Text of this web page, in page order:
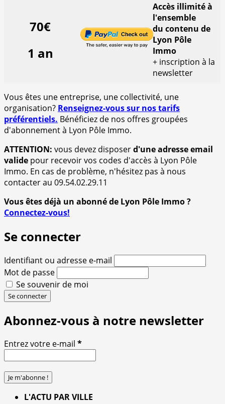
70€
1 an
Accès illimité à
l'ensemble
du contenu de
Lyon Pôle
Immo
+ inscription à la
newsletter
Vous êtes une entreprise, une collectivité, une
organisation? Renseignez-vous sur nos tarifs
préférentiels. Bénéficiez de nos offres groupées
d'abonnement à Lyon Pôle Immo.
ATTENTION: vous devez disposerd'une adresse email
valide pour recevoir vos codes d'accès à Lyon Pôle
Immo. En cas de problème, n'hésitez pas à nous
contacter au 09.54.02.29.11
Vous êtes déjà un abonné de Lyon Pôle Immo ?
Connectez-vous!
Se connecter
Identifiant ou adresse e-mail
Mot de passe
Se souvenir de moi
Se connecter
Abonnez-vous à notre newsletter
Entrez votre e-mail *
L'ACTU PAR VILLE